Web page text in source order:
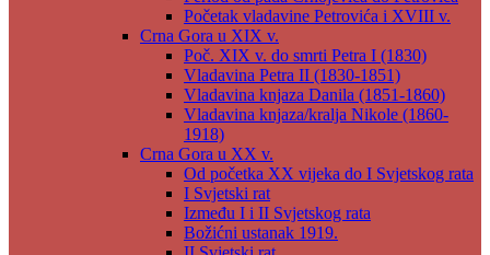
Početak vladavine Petrovića i XVIII v.
Crna Gora u XIX v.
Poč. XIX v. do smrti Petra I (1830)
Vladavina Petra II (1830-1851)
Vladavina knjaza Danila (1851-1860)
Vladavina knjaza/kralja Nikole (1860-
1918)
Crna Gora u XX v.
Od početka XX vijeka do I Svjetskog rata
I Svjetski rat
Između I i II Svjetskog rata
Božićni ustanak 1919.